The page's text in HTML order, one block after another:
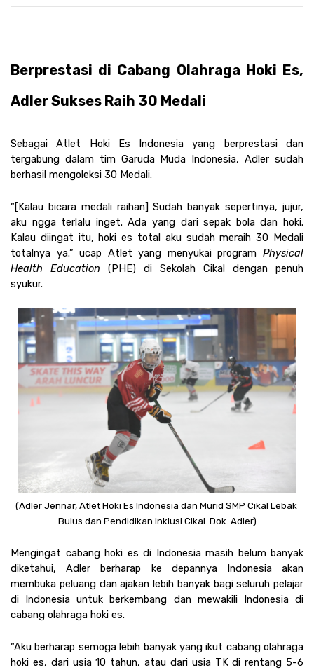
Berprestasi di Cabang Olahraga Hoki Es,
Adler Sukses Raih 30 Medali
Sebagai Atlet Hoki Es Indonesia yang berprestasi dan
tergabung dalam tim Garuda Muda Indonesia, Adler sudah
berhasil mengoleksi 30 Medali.
“[Kalau bicara medali raihan] Sudah banyak sepertinya, jujur,
aku ngga terlalu inget. Ada yang dari sepak bola dan hoki.
Kalau diingat itu, hoki es total aku sudah meraih 30 Medali
totalnya ya.” ucap Atlet yang menyukai program Physical
Health Education (PHE) di Sekolah Cikal dengan penuh
syukur.
(Adler Jennar, Atlet Hoki Es Indonesia dan Murid SMP Cikal Lebak
Bulus dan Pendidikan Inklusi Cikal. Dok. Adler)
Mengingat cabang hoki es di Indonesia masih belum banyak
diketahui, Adler berharap ke depannya Indonesia akan
membuka peluang dan ajakan lebih banyak bagi seluruh pelajar
di Indonesia untuk berkembang dan mewakili Indonesia di
cabang olahraga hoki es.
“Aku berharap semoga lebih banyak yang ikut cabang olahraga
hoki es, dari usia 10 tahun, atau dari usia TK di rentang 5-6